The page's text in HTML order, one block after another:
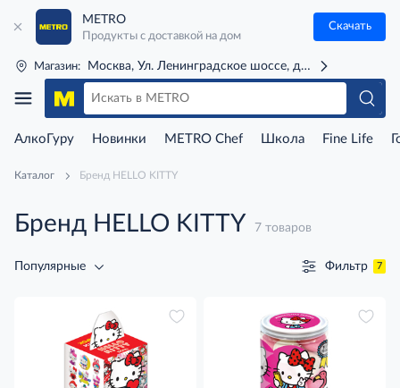
METRO
Продукты с доставкой на дом
Скачать
Магазин: Москва, Ул. Ленинградское шоссе, д. 71Г (м. Речной
АлкоГуру Новинки METRO Chef Школа Fine Life
Каталог Бренд HELLO KITTY
Бренд HELLO KITTY 7 товаров
Популярные Фильтр 7